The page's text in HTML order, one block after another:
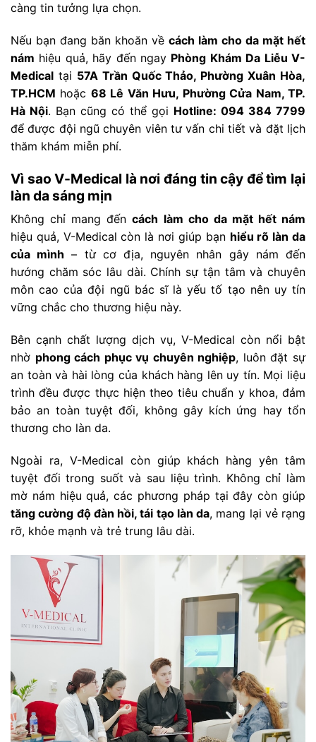
càng tin tưởng lựa chọn.
Nếu bạn đang băn khoăn về cách làm cho da mặt hết
nám hiệu quả, hãy đến ngay Phòng Khám Da Liễu V-
Medical tại 57A Trần Quốc Thảo, Phường Xuân Hòa,
TP.HCM hoặc 68 Lê Văn Hưu, Phường Cửa Nam, TP.
Hà Nội. Bạn cũng có thể gọi Hotline: 094 384 7799
để được đội ngũ chuyên viên tư vấn chi tiết và đặt lịch
thăm khám miễn phí.
Vì sao V-Medical là nơi đáng tin cậy để tìm lại
làn da sáng mịn
Không chỉ mang đếncách làm cho da mặt hết nám
hiệu quả, V-Medical còn là nơi giúp bạn hiểu rõ làn da
của mình – từ cơ địa, nguyên nhân gây nám đến
hướng chăm sóc lâu dài. Chính sự tận tâm và chuyên
môn cao của đội ngũ bác sĩ là yếu tố tạo nên uy tín
vững chắc cho thương hiệu này.
Bên cạnh chất lượng dịch vụ, V-Medical còn nổi bật
nhờ phong cách phục vụ chuyên nghiệp, luôn đặt sự
an toàn và hài lòng của khách hàng lên uy tín. Mọi liệu
trình đều được thực hiện theo tiêu chuẩn y khoa, đảm
bảo an toàn tuyệt đối, không gây kích ứng hay tổn
thương cho làn da.
Ngoài ra, V-Medical còn giúp khách hàng yên tâm
tuyệt đối trong suốt và sau liệu trình. Không chỉ làm
mờ nám hiệu quả, các phương pháp tại đây còn giúp
tăng cường độ đàn hồi, tái tạo làn da, mang lại vẻ rạng
rỡ, khỏe mạnh và trẻ trung lâu dài.